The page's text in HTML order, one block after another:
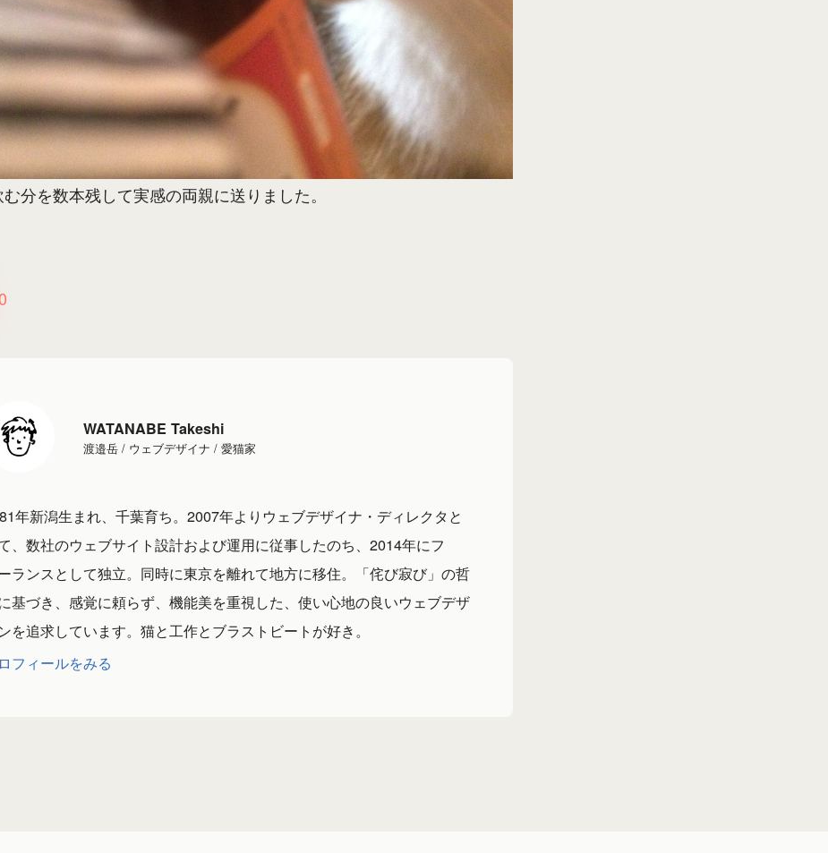
分を数本残して実感の両親に送りました。
WATANABE Takeshi
渡邉岳 / ウェブデザイナ / 愛猫家
年新潟生まれ、千葉育ち。2007年よりウェブデザイナ・ディレクタと
、数社のウェブサイト設計および運用に従事したのち、2014年にフ
ランスとして独立。同時に東京を離れて地方に移住。「侘び寂び」の哲
基づき、感覚に頼らず、機能美を重視した、使い心地の良いウェブデザ
を追求しています。猫と工作とブラストビートが好き。
フィールをみる